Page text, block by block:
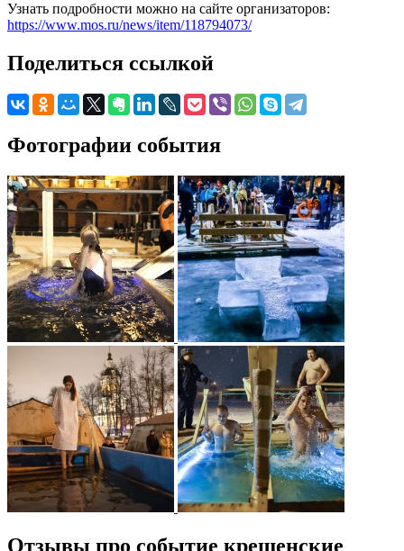
Узнать подробности можно на сайте организаторов:
https://www.mos.ru/news/item/118794073/
Поделиться ссылкой
Фотографии события
Отзывы про событие крещенские